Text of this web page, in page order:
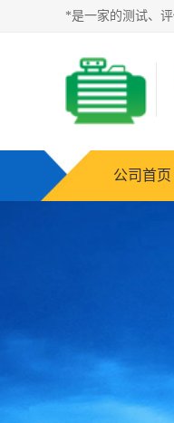
公司首页